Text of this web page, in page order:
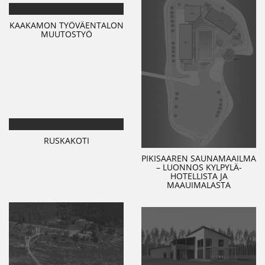
PIKISAAREN SAUNAMAAILMA
– LUONNOS KYLPYLÄ-
HOTELLISTA JA
MAAUIMALASTA
KAAKAMON TYÖVÄENTALON
MUUTOSTYÖ
RUSKAKOTI